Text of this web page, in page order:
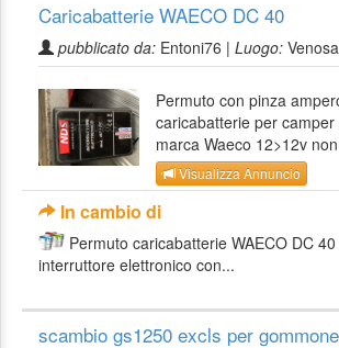
Caricabatterie WAECO DC 40
pubblicato da: Entoni76 | Luogo:
Permuto con pinza
caricabatterie per
marca Waeco 12>12v
Visualizza Annuncio
In cambio di
Permuto caricabatterie WAECO DC
interruttore elettronico con...
scambio gs1250 excls per